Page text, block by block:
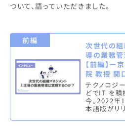
ついて、語っていただきました。
前編
次世代の
導の業務
【前編】ー
院 教授 関
テクノロジ
どでIT を積
今。2022年
本語版がリ